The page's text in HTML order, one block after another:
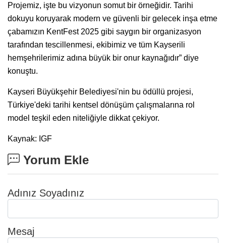
Projemiz, işte bu vizyonun somut bir örneğidir. Tarihi
dokuyu koruyarak modern ve güvenli bir gelecek inşa etme
çabamızın KentFest 2025 gibi saygın bir organizasyon
tarafından tescillenmesi, ekibimiz ve tüm Kayserili
hemşehrilerimiz adına büyük bir onur kaynağıdır” diye
konuştu.
Kayseri Büyükşehir Belediyesi'nin bu ödüllü projesi,
Türkiye'deki tarihi kentsel dönüşüm çalışmalarına rol
model teşkil eden niteliğiyle dikkat çekiyor.
Kaynak: IGF
Yorum Ekle
Adınız Soyadınız
Mesaj